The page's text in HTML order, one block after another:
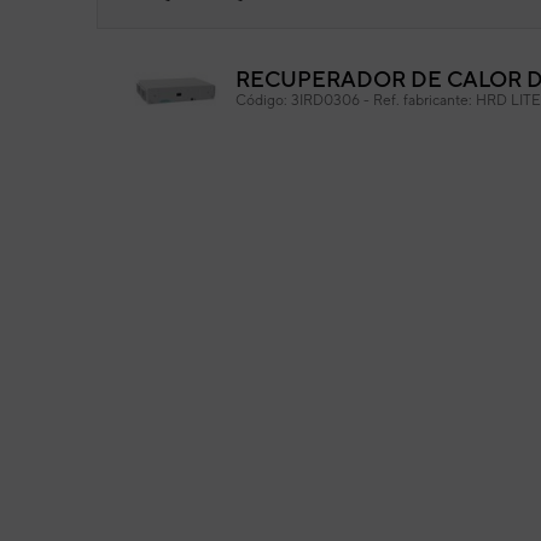
RECUPERADOR DE CALOR
Código: 3IRD0306 - Ref. fabricante: HRD